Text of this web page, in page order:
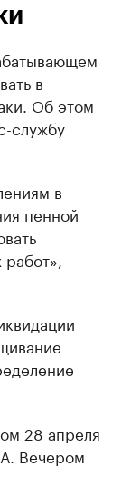
в
Об этом
службу
в
пенной
работ», —
28 апреля
Вечером